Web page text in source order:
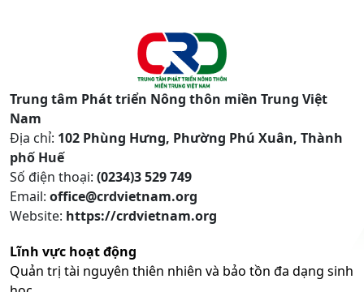
Trung tâm Phát triển Nông thôn miền Trung Việt
Nam
Địa chỉ: 102 Phùng Hưng, Phường Phú Xuân, Thành
phố Huế
Số điện thoại: (0234)3 529 749
Email: office@crdvietnam.org
Website: https://crdvietnam.org
Lĩnh vực hoạt động
Quản trị tài nguyên thiên nhiên và bảo tồn đa dạng sinh